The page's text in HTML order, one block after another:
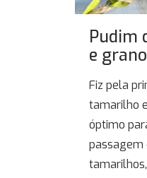
Pudim
e
Fiz pela
tamarilho
óptimo
passagem